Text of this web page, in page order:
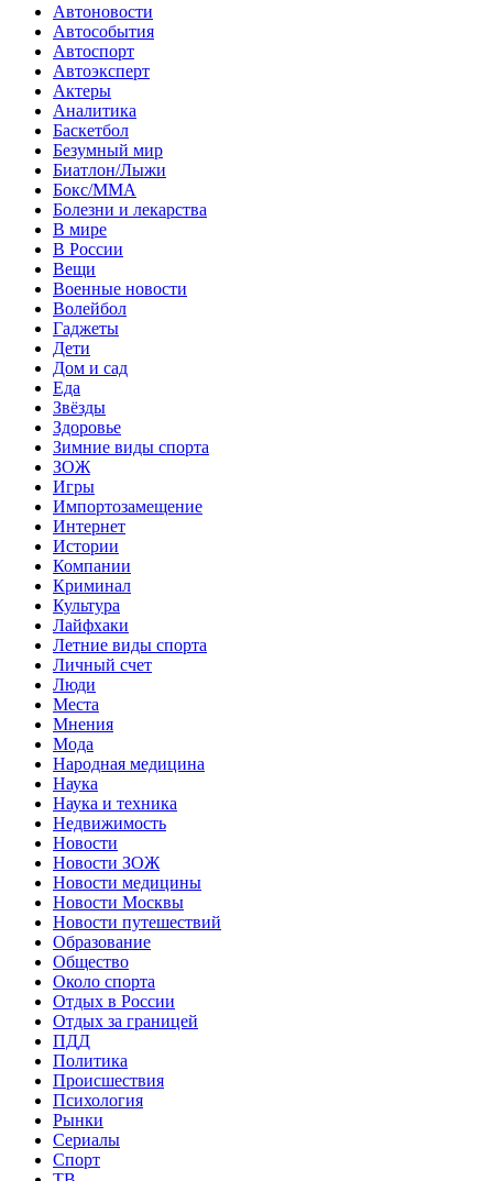
Автоновости
Автособытия
Автоспорт
Автоэксперт
Актеры
Аналитика
Баскетбол
Безумный мир
Биатлон/Лыжи
Бокс/MMA
Болезни и лекарства
В мире
В России
Вещи
Военные новости
Волейбол
Гаджеты
Дети
Дом и сад
Еда
Звёзды
Здоровье
Зимние виды спорта
ЗОЖ
Игры
Импортозамещение
Интернет
Истории
Компании
Криминал
Культура
Лайфхаки
Летние виды спорта
Личный счет
Люди
Места
Мнения
Мода
Народная медицина
Наука
Наука и техника
Недвижимость
Новости
Новости ЗОЖ
Новости медицины
Новости Москвы
Новости путешествий
Образование
Общество
Около спорта
Отдых в России
Отдых за границей
ПДД
Политика
Происшествия
Психология
Рынки
Сериалы
Спорт